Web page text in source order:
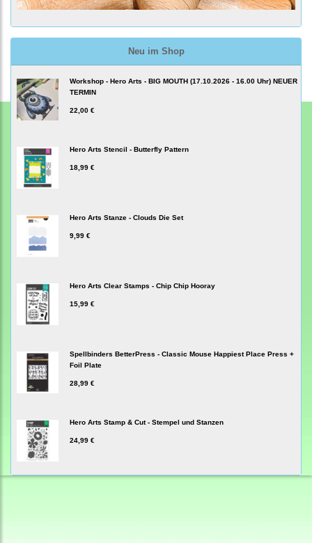
Neu im Shop
Workshop - Hero Arts - BIG MOUTH (17.10.2026 - 16.00 Uhr) NEUER
TERMIN
22,00 €
Hero Arts Stencil - Butterfly Pattern
18,99 €
Hero Arts Stanze - Clouds Die Set
9,99 €
Hero Arts Clear Stamps - Chip Chip Hooray
15,99 €
Spellbinders BetterPress - Classic Mouse Happiest Place Press +
Foil Plate
28,99 €
Hero Arts Stamp & Cut - Stempel und Stanzen
24,99 €